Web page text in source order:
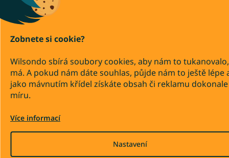
Zobnete si cookie?
Wilsondo sbírá soubory cookies, aby nám to
má. A pokud nám dáte souhlas, půjde nám to ještě lépe
jako mávnutím křídel získáte obsah či reklamu
míru.
Více informací
Nastavení